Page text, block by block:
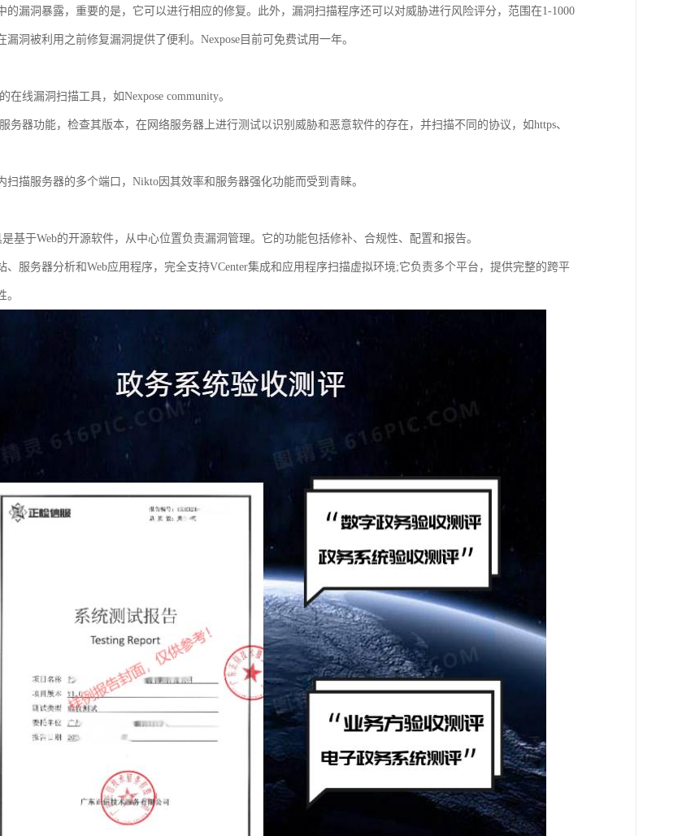
的漏洞暴露，重要的是，它可以进行相应的修复。此外，漏洞扫描程序还可以对威胁进行风险评分，范围在1-1000
漏洞被利用之前修复漏洞提供了便利。Nexpose目前可免费试用一年。
在线漏洞扫描工具，如Nexpose community。
务器功能，检查其版本，在网络服务器上进行测试以识别威胁和恶意软件的存在，并扫描不同的协议，如https、
扫描服务器的多个端口，Nikto因其效率和服务器强化功能而受到青睐。
基于Web的开源软件，从中心位置负责漏洞管理。它的功能包括修补、合规性、配置和报告。
、服务器分析和Web应用程序，完全支持VCenter集成和应用程序扫描虚拟环境;它负责多个平台，提供完整的跨平
。